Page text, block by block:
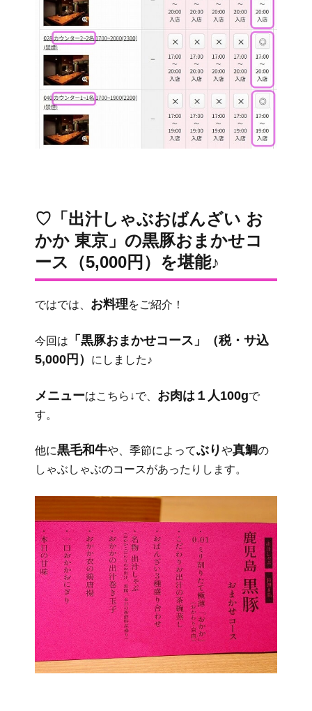
♡「出汁しゃぶおばんざい お
かか 東京」の黒豚おまかせコ
ース（5,000円）を堪能♪
ではでは、 お料理をご紹介！
今回は
「黒豚おまかせコース」（税・サ込
5,000円）
にしました♪
メニューはこちら↓で、 お肉は１人100gで
す。
他に黒毛和牛や、季節によってぶりや真鯛の
しゃぶしゃぶのコースがあったりします。